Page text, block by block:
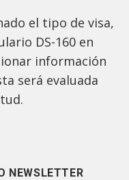
el tipo de visa,
DS-160 en
información
será evaluada
NEWSLETTER